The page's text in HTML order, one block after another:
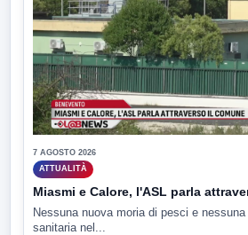
7 AGOSTO 2026
ATTUALITÀ
Miasmi e Calore, l'ASL parla
Nessuna nuova moria di pesci e
sanitaria nel...